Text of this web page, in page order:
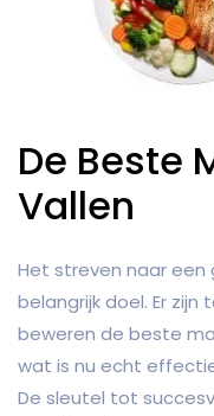
De Beste
Vallen
Het streven naar een
belangrijk doel. Er
beweren de beste
wat is nu echt
De sleutel tot